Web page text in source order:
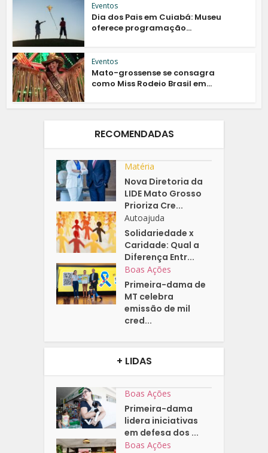
Eventos
Dia dos Pais em Cuiabá: Museu
oferece programação...
Eventos
Mato-grossense se consagra
como Miss Rodeio Brasil em...
RECOMENDADAS
Matéria
Nova Diretoria da
LIDE Mato Grosso
Prioriza Cre...
Autoajuda
Solidariedade x
Caridade: Qual a
Diferença Entr...
Boas Ações
Primeira-dama de
MT celebra
emissão de mil
cred...
+ LIDAS
Boas Ações
Primeira-dama
lidera iniciativas
em defesa dos ...
Boas Ações